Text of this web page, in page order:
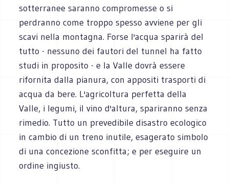
sotterranee saranno compromesse o si
perdranno come troppo spesso avviene per gli
scavi nella montagna. Forse l'acqua sparirà del
tutto - nessuno dei fautori del tunnel ha fatto
studi in proposito - e la Valle dovrà essere
rifornita dalla pianura, con appositi trasporti di
acqua da bere. L'agricoltura perfetta della
Valle, i legumi, il vino d'altura, spariranno senza
rimedio. Tutto un prevedibile disastro ecologico
in cambio di un treno inutile, esagerato simbolo
di una concezione sconfitta; e per eseguire un
ordine ingiusto.